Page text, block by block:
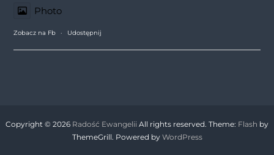
Photo
Zobacz na Fb · Udostępnij
Copyright © 2026 Radość Ewangelii All rights reserved. Theme: Flash by
ThemeGrill. Powered by WordPress